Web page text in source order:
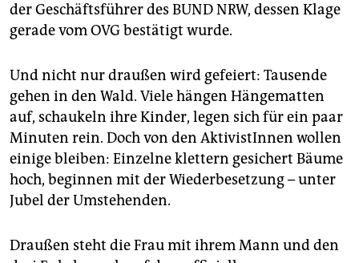
der Geschäftsführer des BUND NRW, dessen Klage
gerade vom OVG bestätigt wurde.
Und nicht nur draußen wird gefeiert: Tausende
gehen in den Wald. Viele hängen Hängematten
auf, schaukeln ihre Kinder, legen sich für ein paar
Minuten rein. Doch von den AktivistInnen wollen
einige bleiben: Einzelne klettern gesichert Bäume
hoch, beginnen mit der Wiederbesetzung – unter
Jubel der Umstehenden.
Draußen steht die Frau mit ihrem Mann und den